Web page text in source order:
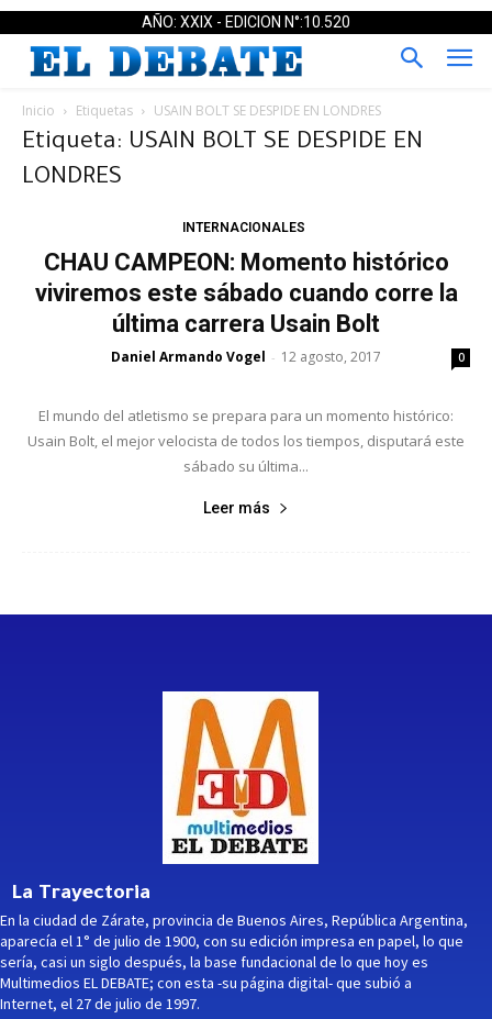
AÑO: XXIX - EDICION N°:10.520
Inicio Etiquetas USAIN BOLT SE DESPIDE EN LONDRES
Etiqueta: USAIN BOLT SE DESPIDE EN
LONDRES
INTERNACIONALES
CHAU CAMPEON: Momento histórico
viviremos este sábado cuando corre la
última carrera Usain Bolt
Daniel Armando Vogel - 12 agosto, 2017 0
El mundo del atletismo se prepara para un momento histórico:
Usain Bolt, el mejor velocista de todos los tiempos, disputará este
sábado su última...
Leer más
La Trayectoria
En la ciudad de Zárate, provincia de Buenos Aires, República Argentina,
aparecía el 1° de julio de 1900, con su edición impresa en papel, lo que
sería, casi un siglo después, la base fundacional de lo que hoy es
Multimedios EL DEBATE; con esta -su página digital- que subió a
Internet, el 27 de julio de 1997.